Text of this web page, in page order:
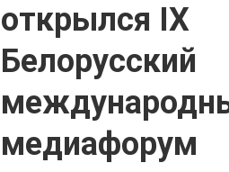
открылся IХ
Белорусский
медиафорум